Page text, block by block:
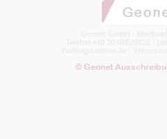
© Geonet